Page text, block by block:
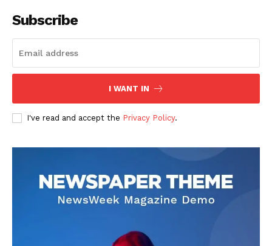
AIN NEWS 1
Subscribe
I WANT IN
I've read and accept the Privacy Policy.